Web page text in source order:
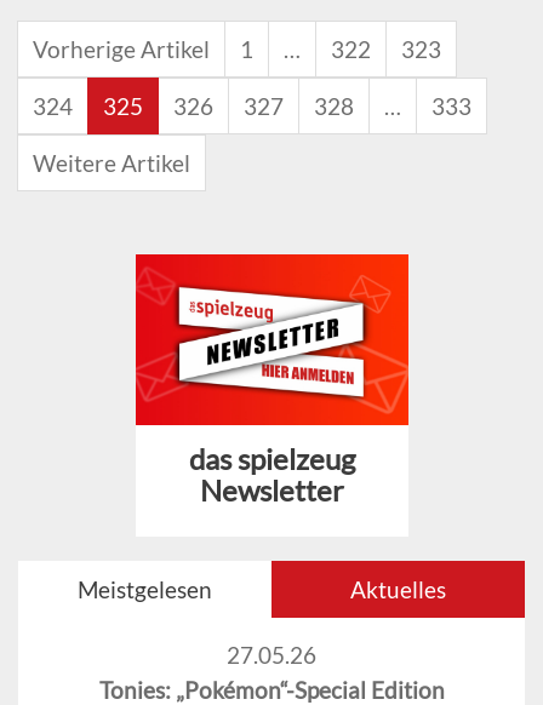
Vorherige Artikel 1 … 322 323
324 325 326 327 328 … 333
Weitere Artikel
das spielzeug
Newsletter
Meistgelesen Aktuelles
27.05.26
Tonies: „Pokémon“-Special Edition